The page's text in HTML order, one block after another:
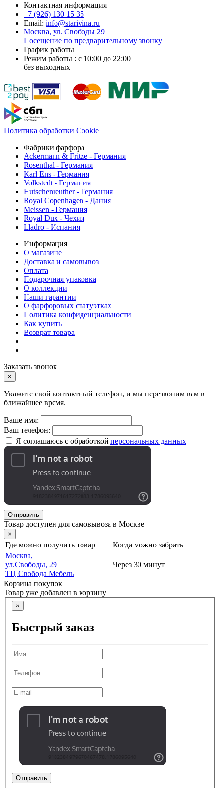
Контактная информация
+7 (926) 130 15 35
Email: info@starivina.ru
Москва, ул. Свободы 29
Посещение по предварительному звонку
График работы
Режим работы : с 10:00 до 22:00
без выходных
Политика обработки Cookie
Фабрики фарфора
Ackermann & Fritze - Германия
Rosenthal - Германия
Karl Ens - Германия
Volkstedt - Германия
Hutschenreuther - Германия
Royal Copenhagen - Дания
Meissen - Германия
Royal Dux - Чехия
Lladro - Испания
Информация
О магазине
Доставка и самовывоз
Оплата
Подарочная упаковка
О коллекции
Наши гарантии
О фарфоровых статуэтках
Политика конфиденциальности
Как купить
Возврат товара
Заказать звонок
×
Укажите свой контактный телефон, и мы перезвоним вам в
ближайшее время.
Ваше имя:
Ваш телефон:
Я соглашаюсь с обработкой персональных данных
Отправить
Товар доступен для самовывоза в Москве
×
Где можно получить товар
Когда можно забрать
Москва,
ул.Свободы, 29
ТЦ Свобода Мебель
Через 30 минут
Корзина покупок
Товар уже добавлен в корзину
×
Быстрый заказ
Отправить